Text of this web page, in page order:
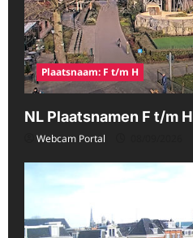
Plaatsnaam: F t/m H
NL Plaatsnamen F t/m H
Webcam Portal